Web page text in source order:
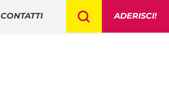
CONTATTI ADERISCI!